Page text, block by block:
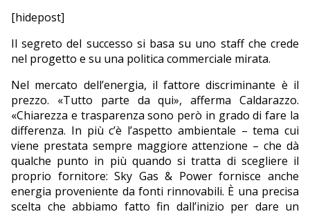
[hidepost]
Il segreto del successo si basa su uno staff che crede
nel progetto e su una politica commerciale mirata.
Nel mercato dell’energia, il fattore discriminante è il
prezzo. «Tutto parte da qui», afferma Caldarazzo.
«Chiarezza e trasparenza sono però in grado di fare la
differenza. In più c’è l’aspetto ambientale – tema cui
viene prestata sempre maggiore attenzione – che dà
qualche punto in più quando si tratta di scegliere il
proprio fornitore: Sky Gas & Power fornisce anche
energia proveniente da fonti rinnovabili. È una precisa
scelta che abbiamo fatto fin dall’inizio per dare un